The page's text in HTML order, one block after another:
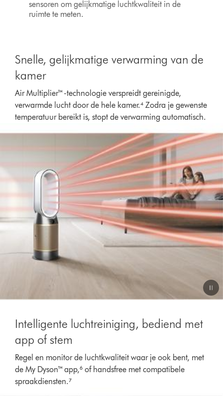
sensoren om gelijkmatige luchtkwaliteit in de
ruimte te meten.
Snelle, gelijkmatige verwarming van de
kamer
Air Multiplier™-technologie verspreidt gereinigde,
verwarmde lucht door de hele kamer.⁴ Zodra je gewenste
temperatuur bereikt is, stopt de verwarming automatisch.
Intelligente luchtreiniging, bediend met
app of stem
Regel en monitor de luchtkwaliteit waar je ook bent, met
de My Dyson™ app,⁶ of handsfree met compatibele
spraakdiensten.⁷